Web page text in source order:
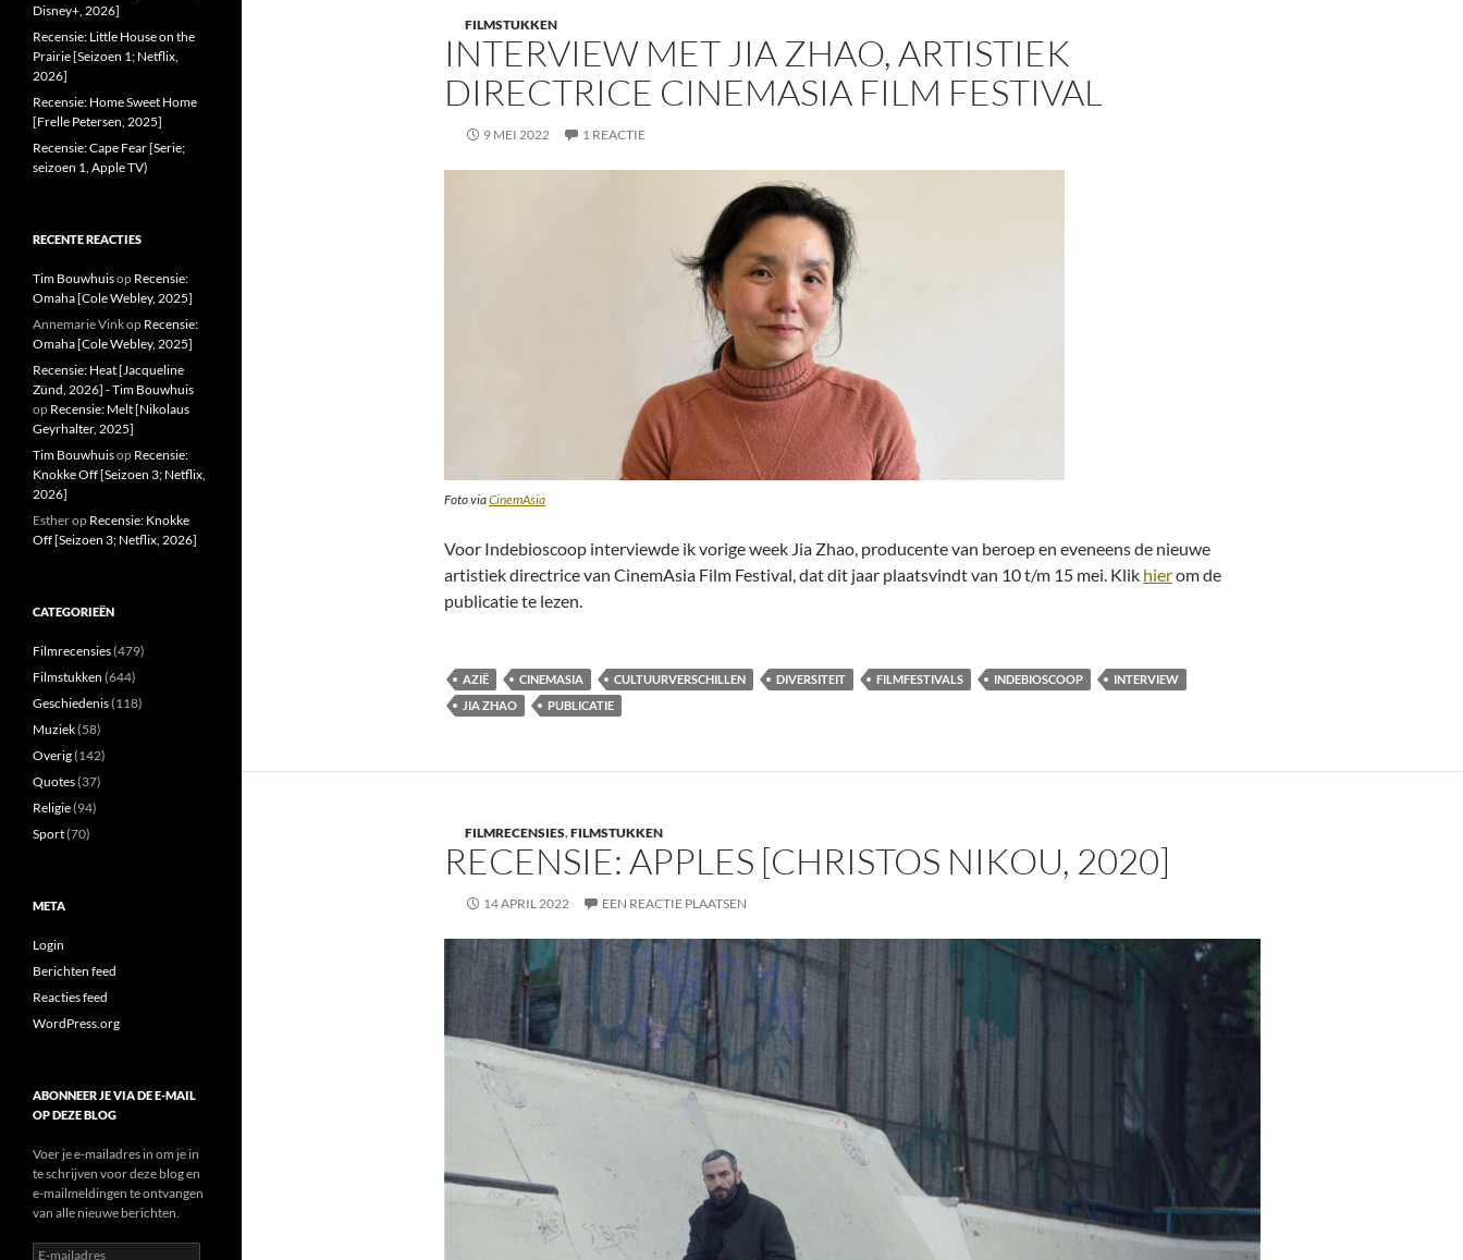
FILMSTUKKEN
INTERVIEW MET JIA ZHAO, ARTISTIEK
DIRECTRICE CINEMASIA FILM FESTIVAL
9 MEI 2022 1 REACTIE
Foto viaCinemAsia
Voor Indebioscoop interviewde ik vorige week Jia Zhao, producente van beroep en eveneens de nieuwe
artistiek directrice van CinemAsia Film Festival, dat dit jaar plaatsvindt van 10 t/m 15 mei. Klik hierom de
publicatie te lezen.
AZIË CINEMASIA CULTUURVERSCHILLEN DIVERSITEIT FILMFESTIVALS INDEBIOSCOOP
INTERVIEW
JIA ZHAO
PUBLICATIE
FILMRECENSIES,FILMSTUKKEN
RECENSIE: APPLES [CHRISTOS NIKOU, 2020]
14 APRIL 2022 EEN REACTIE PLAATSEN
Disney+, 2026]
Recensie: Little House on the
Prairie [Seizoen 1; Netflix,
2026]
Recensie: Home Sweet Home
[Frelle Petersen, 2025]
Recensie: Cape Fear [Serie;
seizoen 1, Apple TV)
RECENTE REACTIES
Tim Bouwhuisop Recensie:
Omaha [Cole Webley, 2025]
Annemarie Vinkop Recensie:
Omaha [Cole Webley, 2025]
Recensie: Heat [Jacqueline
Zünd, 2026] - Tim Bouwhuis
op Recensie: Melt [Nikolaus
Geyrhalter, 2025]
Tim Bouwhuisop Recensie:
Knokke Off [Seizoen 3; Netflix,
2026]
Estherop Recensie: Knokke
Off [Seizoen 3; Netflix, 2026]
CATEGORIEËN
Filmrecensies(479)
Filmstukken (644)
Geschiedenis(118)
Muziek(58)
Overig(142)
Quotes(37)
Religie(94)
Sport(70)
META
Login
Berichten feed
Reacties feed
WordPress.org
ABONNEER JE VIA DE E-MAIL
OP DEZE BLOG
Voer je e-mailadres in om je in
te schrijven voor deze blog en
e-mailmeldingen te ontvangen
van alle nieuwe berichten.
E-